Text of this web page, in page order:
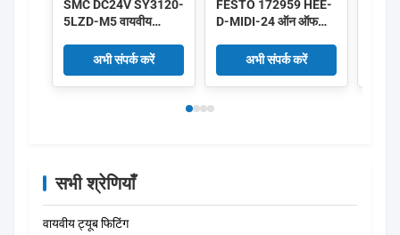
SMC DC24V SY3120-
5LZD-M5 वायवीय
0.35W 5/2 रास्ता
अभी संपर्क करें
FESTO 172959 HEE-
D-MIDI-24 ऑन ऑफ
मिनी-24अभी संपर्क करें
सभी श्रेणियाँ
वायवीय ट्यूब फिटिंग